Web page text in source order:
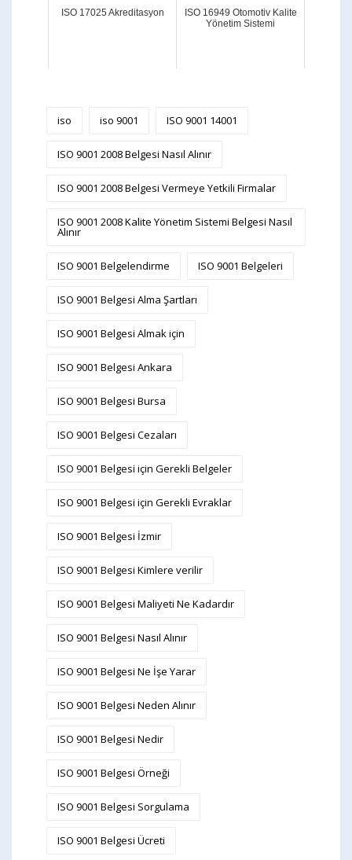
ISO 17025 Akreditasyon
ISO 16949 Otomotiv Kalite
Yönetim Sistemi
iso iso 9001 ISO 9001 14001
ISO 9001 2008 Belgesi Nasıl Alınır
ISO 9001 2008 Belgesi Vermeye Yetkili Firmalar
ISO 9001 2008 Kalite Yönetim Sistemi Belgesi Nasıl
Alınır
ISO 9001 Belgelendirme ISO 9001 Belgeleri
ISO 9001 Belgesi Alma Şartları
ISO 9001 Belgesi Almak için
ISO 9001 Belgesi Ankara
ISO 9001 Belgesi Bursa
ISO 9001 Belgesi Cezaları
ISO 9001 Belgesi için Gerekli Belgeler
ISO 9001 Belgesi için Gerekli Evraklar
ISO 9001 Belgesi İzmir
ISO 9001 Belgesi Kimlere verilir
ISO 9001 Belgesi Maliyeti Ne Kadardır
ISO 9001 Belgesi Nasıl Alınır
ISO 9001 Belgesi Ne İşe Yarar
ISO 9001 Belgesi Neden Alınır
ISO 9001 Belgesi Nedir
ISO 9001 Belgesi Örneği
ISO 9001 Belgesi Sorgulama
ISO 9001 Belgesi Ücreti